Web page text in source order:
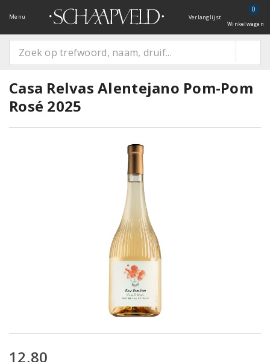
Menu Verlanglijst
0
Winkelwagen
Casa Relvas Alentejano Pom-Pom
Rosé 2025
12,80